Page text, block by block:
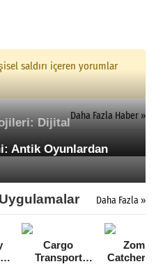
saldırı içeren yorumlar
Daha Fazla Haber »
Dijital
Antik Oyunlardan
Daha Fazla »
Cargo
Transport
Catchers